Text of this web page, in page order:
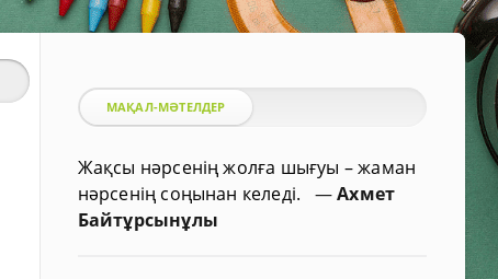
МАҚАЛ-МӘТЕЛДЕР
Жақсы нәрсенің жолға шығуы – жаман
нәрсенің соңынан келеді. —Ахмет
Байтұрсынұлы